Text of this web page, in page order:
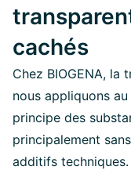
cachés
Chez BIOGENA, la
nous appliquons
principe des
principalement
additifs